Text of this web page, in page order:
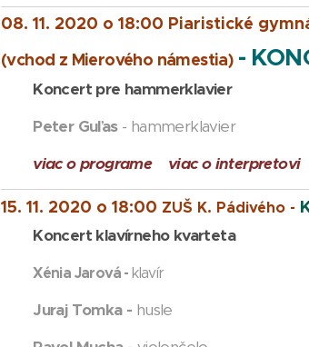
08. 11. 2020 o 18:00 Piaristické
(vchod z Mierového námestia) -
Koncert pre hammerklavier
Peter Guľas- hammerklavier
viac o programe viac o interpretovi
15. 11. 2020 o 18:00 ZUŠ K. Pádivého -
Koncert klavírneho kvarteta
Xénia Jarová -klavír
Juraj Tomka - husle